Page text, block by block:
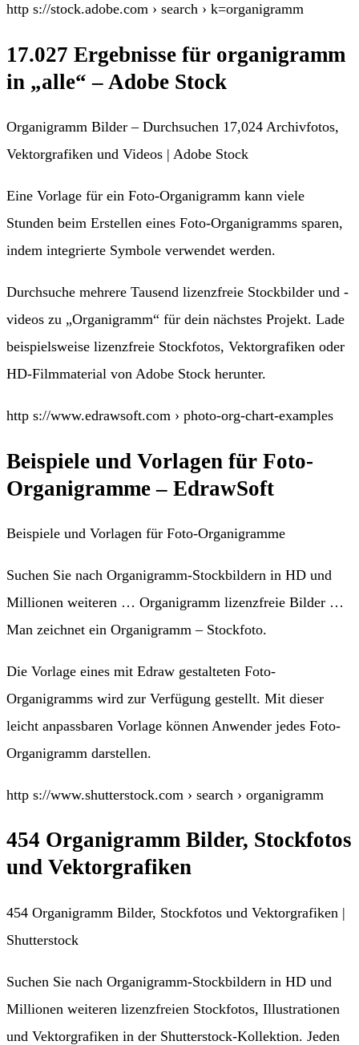
http s://stock.adobe.com › search › k=organigramm
17.027 Ergebnisse für organigramm
in „alle“ – Adobe Stock
Organigramm Bilder – Durchsuchen 17,024 Archivfotos,
Vektorgrafiken und Videos | Adobe Stock
Eine Vorlage für ein Foto-Organigramm kann viele
Stunden beim Erstellen eines Foto-Organigramms sparen,
indem integrierte Symbole verwendet werden.
Durchsuche mehrere Tausend lizenzfreie Stockbilder und -
videos zu „Organigramm“ für dein nächstes Projekt. Lade
beispielsweise lizenzfreie Stockfotos, Vektorgrafiken oder
HD-Filmmaterial von Adobe Stock herunter.
http s://www.edrawsoft.com › photo-org-chart-examples
Beispiele und Vorlagen für Foto-
Organigramme – EdrawSoft
Beispiele und Vorlagen für Foto-Organigramme
Suchen Sie nach Organigramm-Stockbildern in HD und
Millionen weiteren … Organigramm lizenzfreie Bilder …
Man zeichnet ein Organigramm – Stockfoto.
Die Vorlage eines mit Edraw gestalteten Foto-
Organigramms wird zur Verfügung gestellt. Mit dieser
leicht anpassbaren Vorlage können Anwender jedes Foto-
Organigramm darstellen.
http s://www.shutterstock.com › search › organigramm
454 Organigramm Bilder, Stockfotos
und Vektorgrafiken
454 Organigramm Bilder, Stockfotos und Vektorgrafiken |
Shutterstock
Suchen Sie nach Organigramm-Stockbildern in HD und
Millionen weiteren lizenzfreien Stockfotos, Illustrationen
und Vektorgrafiken in der Shutterstock-Kollektion. Jeden